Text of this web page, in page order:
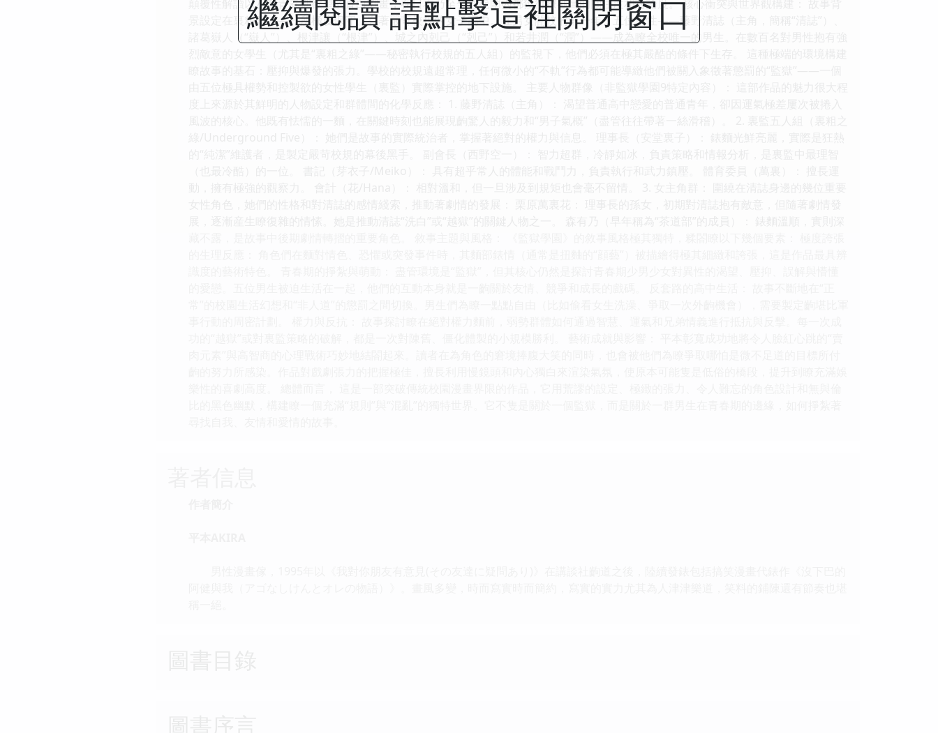
顛覆性解讀以及對青春期欲望的直白刻畫，在日本乃至全球範圍內都獲得瞭極高的關注度和討論度。 核心衝突與世界觀構建： 故事背
景設定在裏粗高——一所極度保守、有著嚴苛校規的女子高中。在男女閤校的第一年，五位男性——藤野清誌（主角，簡稱“清誌”）、
諸葛嶽人（“嶽人”）、根津讓（“根津”）、城之內剋己（“剋己”）和若井潤（“潤”）——成為瞭全校唯一的男生。在數百名對男性抱有強
繼續閱讀 請點擊這裡關閉窗口